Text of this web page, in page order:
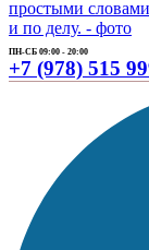
ПН-СБ 09:00 - 20:00
+7 (978) 515